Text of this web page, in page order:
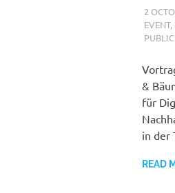
2
EVENT,
&
für
in der
READ